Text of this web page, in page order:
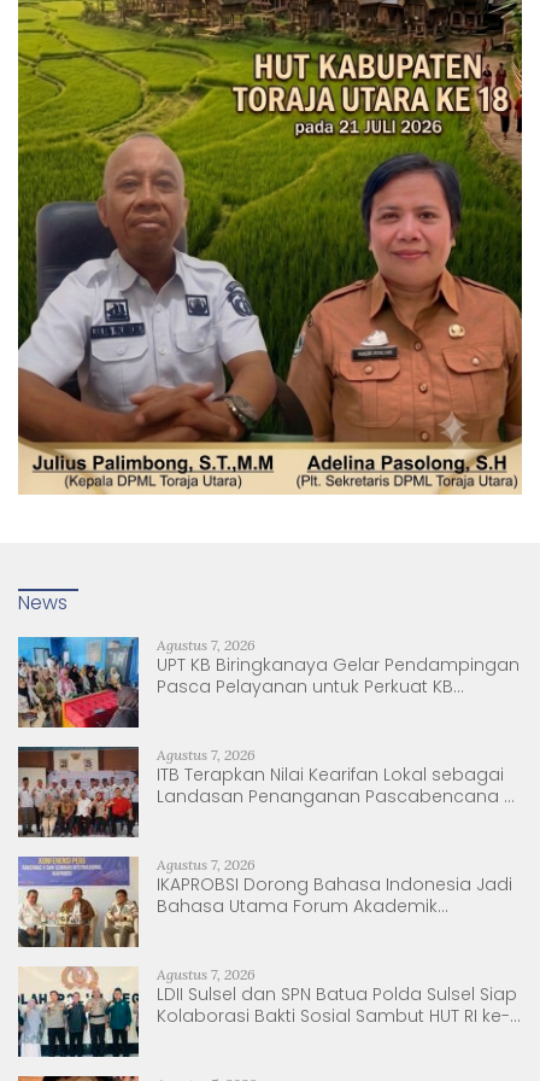
News
Agustus 7, 2026
UPT KB Biringkanaya Gelar Pendampingan
Pasca Pelayanan untuk Perkuat KB
Agustus 7, 2026
ITB Terapkan Nilai Kearifan Lokal sebagai
Landasan Penanganan Pascabencana di
Agustus 7, 2026
IKAPROBSI Dorong Bahasa Indonesia Jadi
Bahasa Utama Forum Akademik
Agustus 7, 2026
LDII Sulsel dan SPN Batua Polda Sulsel Siap
Kolaborasi Bakti Sosial Sambut HUT RI ke-